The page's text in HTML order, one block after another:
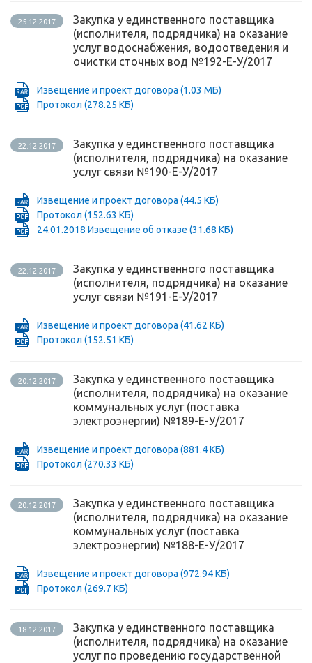
25.12.2017
Закупка у единственного поставщика
(исполнителя, подрядчика) на оказание
услуг водоснабжения, водоотведения и
очистки сточных вод №192-Е-У/2017
Извещение и проект договора (1.03 МБ)
Протокол (278.25 КБ)
22.12.2017
Закупка у единственного поставщика
(исполнителя, подрядчика) на оказание
услуг связи №190-Е-У/2017
Извещение и проект договора (44.5 КБ)
Протокол (152.63 КБ)
24.01.2018 Извещение об отказе (31.68 КБ)
22.12.2017
Закупка у единственного поставщика
(исполнителя, подрядчика) на оказание
услуг связи №191-Е-У/2017
Извещение и проект договора (41.62 КБ)
Протокол (152.51 КБ)
20.12.2017
Закупка у единственного поставщика
(исполнителя, подрядчика) на оказание
коммунальных услуг (поставка
электроэнергии) №189-Е-У/2017
Извещение и проект договора (881.4 КБ)
Протокол (270.33 КБ)
20.12.2017
Закупка у единственного поставщика
(исполнителя, подрядчика) на оказание
коммунальных услуг (поставка
электроэнергии) №188-Е-У/2017
Извещение и проект договора (972.94 КБ)
Протокол (269.7 КБ)
18.12.2017
Закупка у единственного поставщика
(исполнителя, подрядчика) на оказание
услуг по проведению государственной